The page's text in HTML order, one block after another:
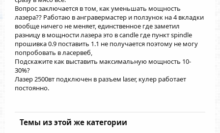
Вопрос заключается в том, как уменьшать мощность
лазера?? Работаю в ангравермастер и ползунок на 4 вкладки
вообще ничего не меняет, единственное где заметил
разницу в мощности лазера это в candle где пункт spindle
прошивка 0.9 поставить 1.1 не получается поэтому не могу
попробовать в ласервеб,
Подскажите как выставить максимальную мощность 10-
30%?
Лазер 2500вт подключен в разъем laser, кулер работает
постоянно.
Темы из этой же категории